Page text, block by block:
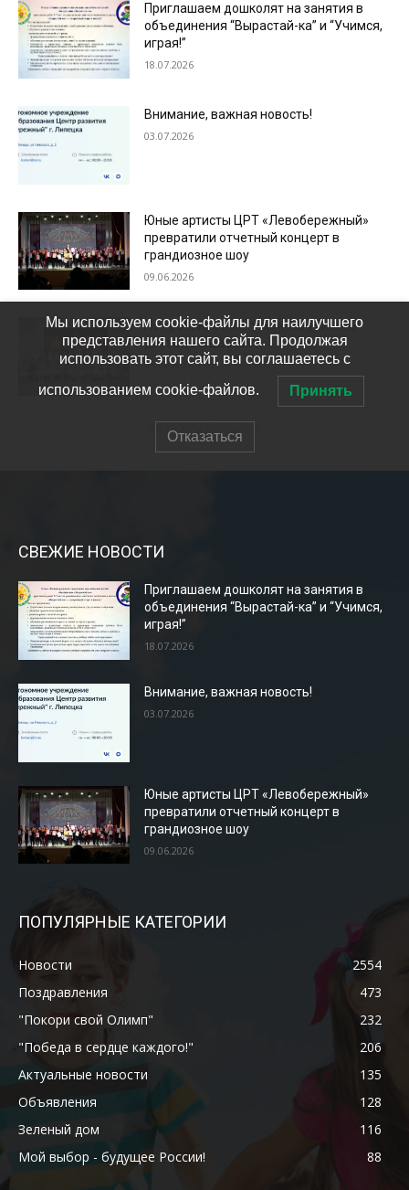
СВЕЖИЕ НОВОСТИ
Приглашаем дошколят на занятия в
объединения “Вырастай-ка” и “Учимся,
играя!”
18.07.2026
Внимание, важная новость!
03.07.2026
Юные артисты ЦРТ «Левобережный»
превратили отчетный концерт в
грандиозное шоу
09.06.2026
ПОПУЛЯРНЫЕ КАТЕГОРИИ
Новости
2554
Поздравления
473
"Покори свой Олимп"
232
"Победа в сердце каждого!"
206
Актуальные новости
135
Объявления
128
Зеленый дом
116
Мой выбор - будущее России!
88